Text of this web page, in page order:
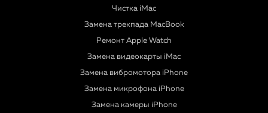
Чистка iMac
Замена трекпада MacBook
Ремонт Apple Watch
Замена видеокарты iMac
Замена вибромотора iPhone
Замена микрофона iPhone
Замена камеры iPhone